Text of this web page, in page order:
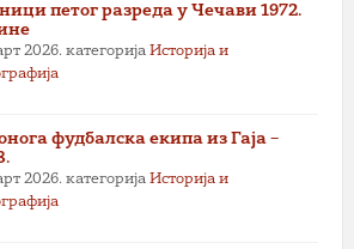
петог разреда у Чечави 1972.
2026. категорија Историја и
фудбалска екипа из Гаја –
2026. категорија Историја и